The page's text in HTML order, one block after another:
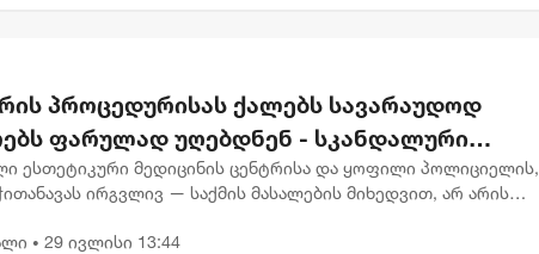
პროცედურისას ქალებს სავარაუდოდ
ფარულად უღებდნენ - სკანდალური
ყოფილი პოლიციელის საქმეში
ესთეტიკური მედიცინის ცენტრისა და ყოფილი პოლიციელის,
ირგვლივ — საქმის მასალების მიხედვით, არ არის
გავრცე...
• 29 ივლისი 13:44